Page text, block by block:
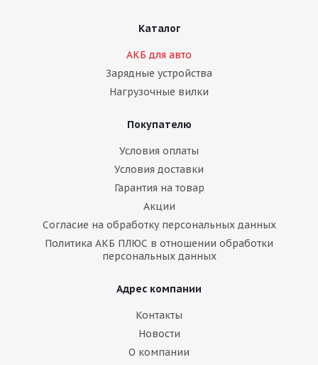
Каталог
АКБ для авто
Зарядные устройства
Нагрузочные вилки
Покупателю
Условия оплаты
Условия доставки
Гарантия на товар
Акции
Согласие на обработку персональных данных
Политика АКБ ПЛЮС в отношении обработки
персональных данных
Адрес компании
Контакты
Новости
О компании